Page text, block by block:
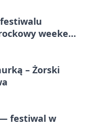
festiwalu
weekend
– Żorski
festiwal w